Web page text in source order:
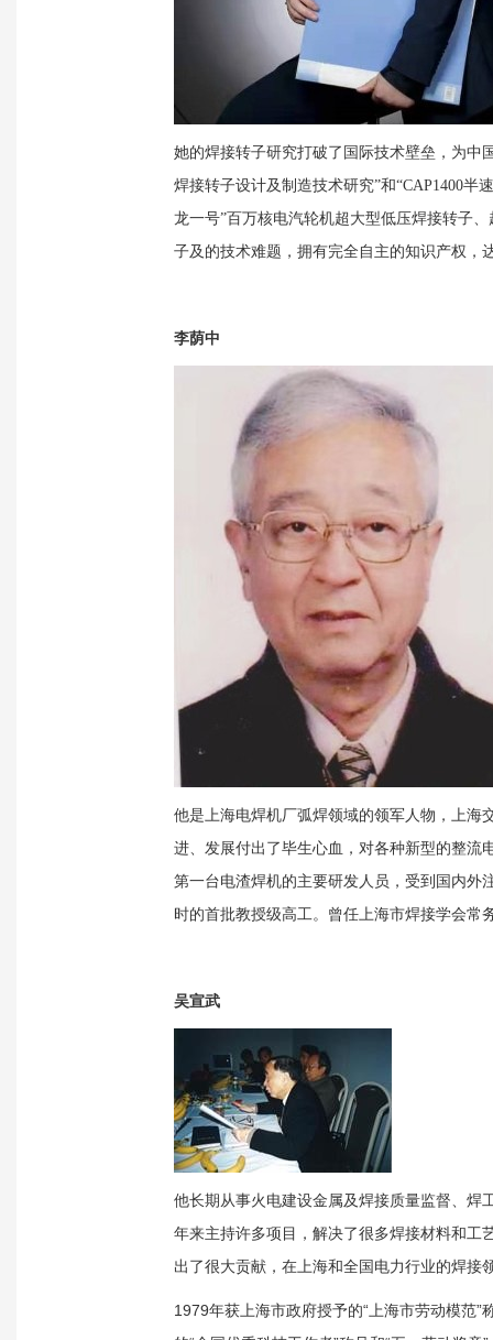
她的焊接转子研究打破了国际技术壁垒，为中
焊接转子设计及制造技术研究”和“CAP1400半
龙一号”百万核电汽轮机超大型低压焊接转子
子及的技术难题，拥有完全自主的知识产权，
李荫中
他是上海电焊机厂弧焊领域的领军人物，上海
进、发展付出了毕生心血，对各种新型的整流
第一台电渣焊机的主要研发人员，受到国内外
时的首批教授级高工。曾任上海市焊接学会常
吴宣武
他长期从事火电建设金属及焊接质量监督、焊
年来主持许多项目，解决了很多焊接材料和工
出了很大贡献，在上海和全国电力行业的焊接
1979年获上海市政府授予的“上海市劳动模范